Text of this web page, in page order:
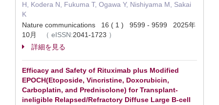
H, Kodera N, Fukuma T, Ogawa Y, Nishiyama M, Sakai
K
Nature communications 16 ( 1 ) 9599 - 9599 2025年
10月
（ eISSN:2041-1723 ）
詳細を見る
Efficacy and Safety of Rituximab plus Modified
EPOCH(Etoposide, Vincristine, Doxorubicin,
Carboplatin, and Prednisolone) for Transplant-
ineligible Relapsed/Refractory Diffuse Large B-cell